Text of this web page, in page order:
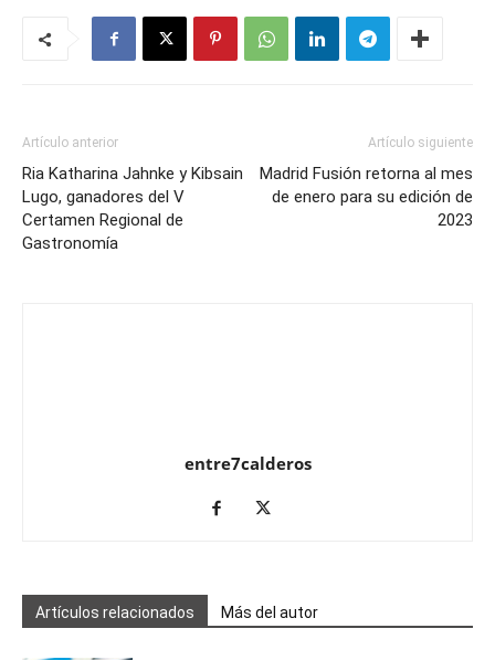
Artículo anterior
Ria Katharina Jahnke y Kibsain
Lugo, ganadores del V
Certamen Regional de
Gastronomía
Artículo siguiente
Madrid Fusión retorna al mes
de enero para su edición de
2023
entre7calderos
Artículos relacionados Más del autor